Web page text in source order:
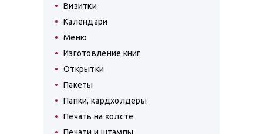
Визитки
Календари
Меню
Изготовление книг
Открытки
Пакеты
Папки, кардхолдеры
Печать на холсте
Печати и штампы